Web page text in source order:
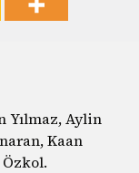
Yılmaz, Aylin
Kaan